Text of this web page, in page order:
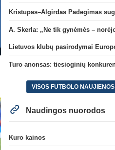
VISOS FUTBOLO NAUJIENOS
Naudingos nuorodos
Kuro kainos